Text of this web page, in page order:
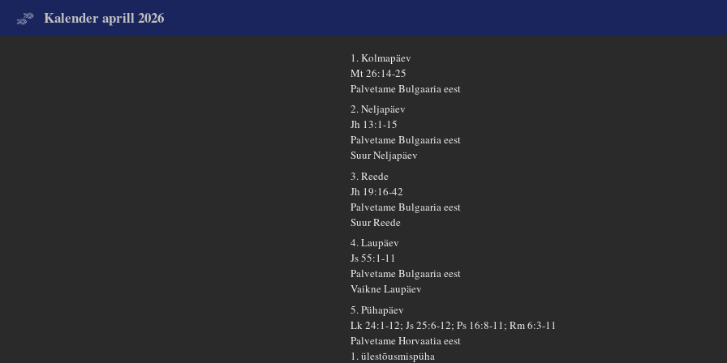
Kalender aprill 2026
1. Kolmapäev
Mt 26:14-25
Palvetame Bulgaaria eest
2. Neljapäev
Jh 13:1-15
Palvetame Bulgaaria eest
Suur Neljapäev
3. Reede
Jh 19:16-42
Palvetame Bulgaaria eest
Suur Reede
4. Laupäev
Js 55:1-11
Palvetame Bulgaaria eest
Vaikne Laupäev
5. Pühapäev
Lk 24:1-12; Js 25:6-12; Ps 16:8-11; Rm 6:3-11
Palvetame Horvaatia eest
1. ülestõusmispüha